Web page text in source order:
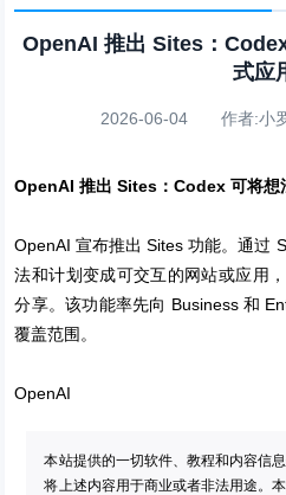
OpenAI 推出 Sites：
式应
2026-06-04 作者:小
OpenAI 推出 Sites：Codex 可将想
OpenAI 宣布推出 Sites 功能。通过
法和计划变成可交互的网站或应用
分享。该功能率先向 Business 和
覆盖范围。
OpenAI
本站提供的一切软件、教程和内容信
将上述内容用于商业或者非法用途。